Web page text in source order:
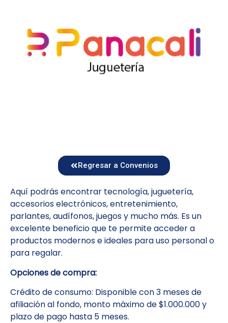
Regresar a Convenios
Aquí podrás encontrar tecnología, juguetería,
accesorios electrónicos, entretenimiento,
parlantes, audífonos, juegos y mucho más. Es un
excelente beneficio que te permite acceder a
productos modernos e ideales para uso personal o
para regalar.
Opciones de compra:
Crédito de consumo: Disponible con 3 meses de
afiliación al fondo, monto máximo de $1.000.000 y
plazo de pago hasta 5 meses.